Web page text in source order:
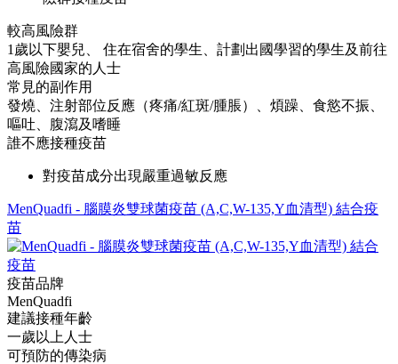
較高風險群
1歲以下嬰兒、 住在宿舍的學生、計劃出國學習的學生及前往
高風險國家的人士
常見的副作用
發燒、注射部位反應（疼痛/紅斑/腫脹）、煩躁、食慾不振、
嘔吐、腹瀉及嗜睡
誰不應接種疫苗
對疫苗成分出現嚴重過敏反應
MenQuadfi - 腦膜炎雙球菌疫苗 (A,C,W-135,Y血清型) 結合疫
苗
疫苗品牌
MenQuadfi
建議接種年齡
一歲以上人士
可預防的傳染病